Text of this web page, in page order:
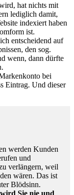
hat nichts mit
lediglich damit,
indexiert haben
ist.
entscheidend auf
den sog.
wenn, dann dürfte
bei
Eintrag. Und dieser
werden Kunden
und
verlängern, weil
wären. Das ist
Blödsinn.
Sie nie und